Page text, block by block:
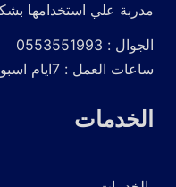
مدربة علي استخدامها
الجوال : 0553551993
ساعات العمل : 7ايام اسبوعيا / 24 ساعة يوميا
الخدمات